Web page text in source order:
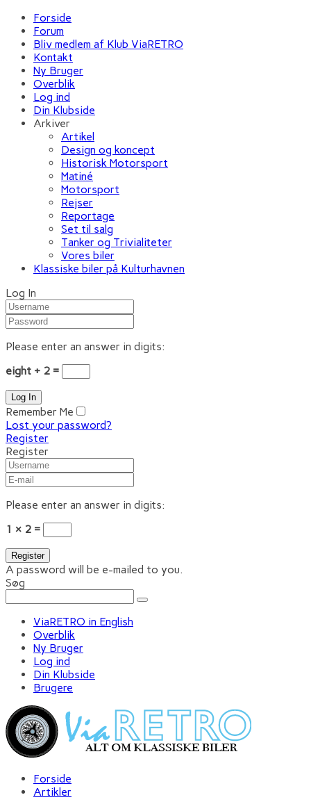
Forside
Forum
Bliv medlem af Klub ViaRETRO
Kontakt
Ny Bruger
Overblik
Log ind
Din Klubside
Arkiver
Artikel
Design og koncept
Historisk Motorsport
Matiné
Motorsport
Rejser
Reportage
Set til salg
Tanker og Trivialiteter
Vores biler
Klassiske biler på Kulturhavnen
Log In
Please enter an answer in digits:
eight + 2 =
Remember Me
Lost your password?
Register
Register
Please enter an answer in digits:
1 × 2 =
A password will be e-mailed to you.
Søg
ViaRETRO in English
Overblik
Ny Bruger
Log ind
Din Klubside
Brugere
Forside
Artikler